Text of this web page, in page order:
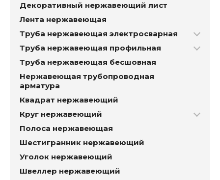
Декоративный нержавеющий лист
Лента нержавеющая
Труба нержавеющая электросварная
Труба нержавеющая профильная
Труба нержавеющая бесшовная
Нержавеющая трубопроводная
арматура
Квадрат нержавеющий
Круг нержавеющий
Полоса нержавеющая
Шестигранник нержавеющий
Уголок нержавеющий
Швеллер нержавеющий